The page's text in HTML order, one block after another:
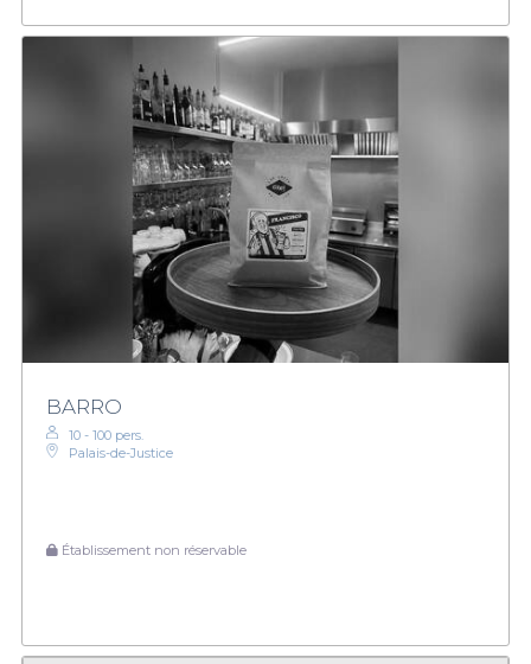
BARRO
10 - 100 pers.
Palais-de-Justice
Établissement non réservable